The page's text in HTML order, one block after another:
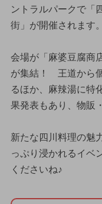
ントラルパークで「
街」が開催されます。
会場が「麻婆豆腐商
が集結！ 王道から
るほか、麻辣湯に特
果発表もあり、物販
新たな四川料理の魅
っぷり浸かれるイベ
くださいね♪